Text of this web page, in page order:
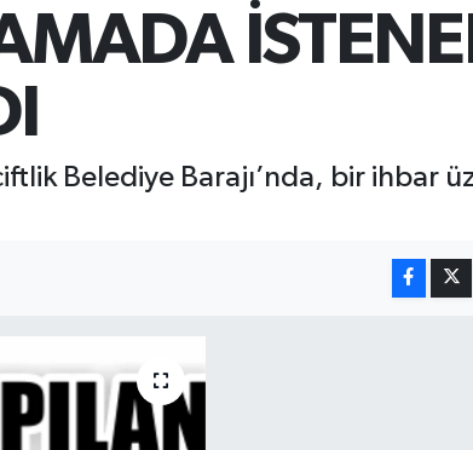
GRAM ALTIN
6500.87
%0.12
BİST100
Belediye Barajı’nda, bir ihbar